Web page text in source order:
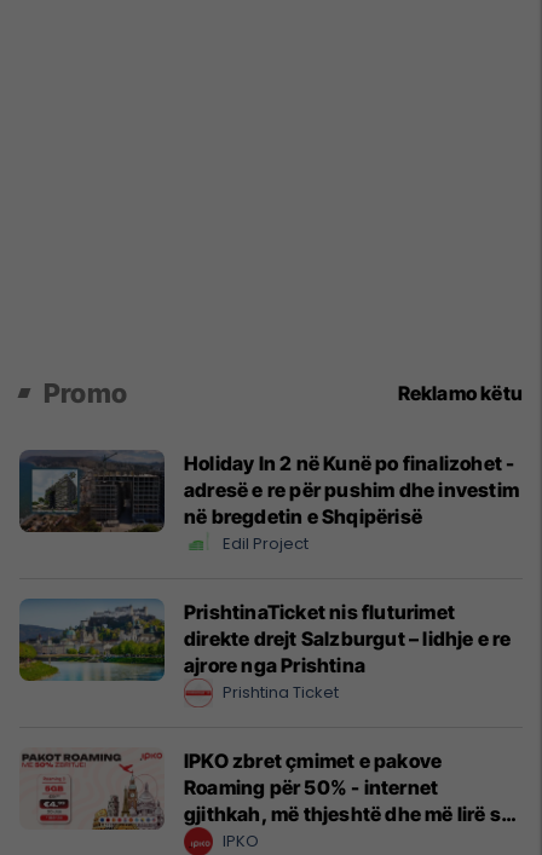
Promo Reklamo këtu
Holiday In 2 në Kunë po finalizohet -
adresë e re për pushim dhe investim
në bregdetin e Shqipërisë
Edil Project
PrishtinaTicket nis fluturimet
direkte drejt Salzburgut – lidhje e re
ajrore nga Prishtina
Prishtina Ticket
IPKO zbret çmimet e pakove
Roaming për 50% - internet
gjithkah, më thjeshtë dhe më lirë se
kurrë!IPKO